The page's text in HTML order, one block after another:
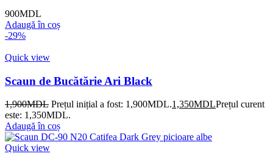
900MDL
Adaugă în coș
-29%
Quick view
Scaun de Bucătărie Ari Black
1,900MDL Prețul inițial a fost: 1,900MDL.1,350MDLPrețul curent
este: 1,350MDL.
Adaugă în coș
Quick view